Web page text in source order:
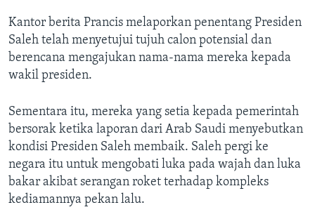
Kantor berita Prancis melaporkan penentang Presiden
Saleh telah menyetujui tujuh calon potensial dan
berencana mengajukan nama-nama mereka kepada
wakil presiden.
Sementara itu, mereka yang setia kepada pemerintah
bersorak ketika laporan dari Arab Saudi menyebutkan
kondisi Presiden Saleh membaik. Saleh pergi ke
negara itu untuk mengobati luka pada wajah dan luka
bakar akibat serangan roket terhadap kompleks
kediamannya pekan lalu.